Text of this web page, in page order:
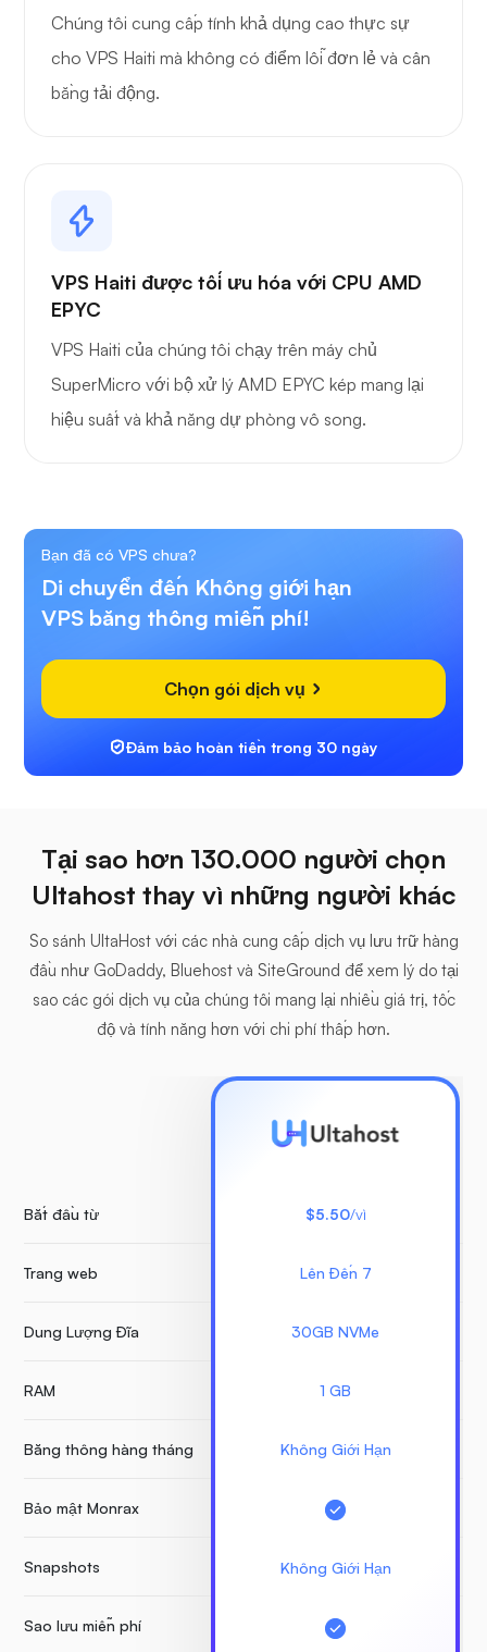
Chúng tôi cung cấp tính khả dụng cao thực sự
cho VPS Haiti mà không có điểm lỗi đơn lẻ và cân
bằng tải động.
VPS Haiti được tối ưu hóa với CPU AMD
EPYC
VPS Haiti của chúng tôi chạy trên máy chủ
SuperMicro với bộ xử lý AMD EPYC kép mang lại
hiệu suất và khả năng dự phòng vô song.
Bạn đã có VPS chưa?
Di chuyển đến Không giới hạn
VPS băng thông miễn phí!
Chọn gói dịch vụ
Đảm bảo hoàn tiền trong 30 ngày
Tại sao hơn 130.000 người chọn
Ultahost thay vì những người khác
So sánh UltaHost với các nhà cung cấp dịch vụ lưu trữ hàng
đầu như GoDaddy, Bluehost và SiteGround để xem lý do tại
sao các gói dịch vụ của chúng tôi mang lại nhiều giá trị, tốc
độ và tính năng hơn với chi phí thấp hơn.
Bắt đầu từ
Trang web
Dung Lượng Đĩa
RAM
Băng thông hàng tháng
Bảo mật Monrax
Snapshots
Sao lưu miễn phí
$5.50/vì
Lên Đến 7
30GB NVMe
1 GB
Không Giới Hạn
Không Giới Hạn